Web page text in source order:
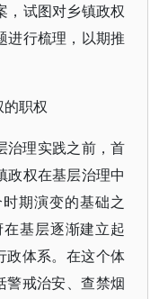
，试图对乡镇政权
进行梳理，以期推
职权
治理实践之前，首
政权在基层治理中
期演变的基础之
基层逐渐建立起
体系。在这个体
警戒治安、查禁烟